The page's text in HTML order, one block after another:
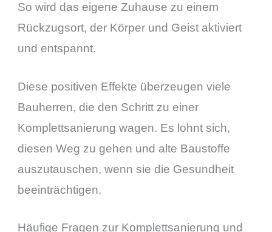
So wird das eigene Zuhause zu einem
Rückzugsort, der Körper und Geist aktiviert
und entspannt.
Diese positiven Effekte überzeugen viele
Bauherren, die den Schritt zu einer
Komplettsanierung wagen. Es lohnt sich,
diesen Weg zu gehen und alte Baustoffe
auszutauschen, wenn sie die Gesundheit
beeinträchtigen.
Häufige Fragen zur Komplettsanierung und